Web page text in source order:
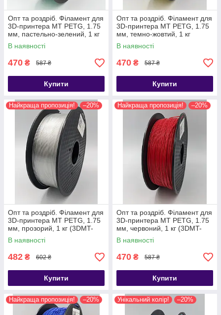
Опт та роздріб. Філамент для
3D-принтера MT PETG, 1.75
мм, пастельно-зелений, 1 кг
(3DMT-PETG1.75-01-PG)
В наявності
470 ₴ 587 ₴
Купити
Опт та роздріб. Філамент для
3D-принтера MT PETG, 1.75
мм, темно-жовтий, 1 кг
(3DMT-PETG1.75-01-DY)
В наявності
470 ₴ 587 ₴
Купити
Найкраща пропозиція! –20%
Опт та роздріб. Філамент для
3D-принтера MT PETG, 1.75
мм, прозорий, 1 кг (3DMT-
PETG1.75-01-NT)
В наявності
482 ₴ 602 ₴
Купити
Найкраща пропозиція! –20%
Опт та роздріб. Філамент для
3D-принтера MT PETG, 1.75
мм, червоний, 1 кг (3DMT-
PETG1.75-01-R)
В наявності
470 ₴ 587 ₴
Купити
Найкраща пропозиція! –20% Унікальний колір! –20%